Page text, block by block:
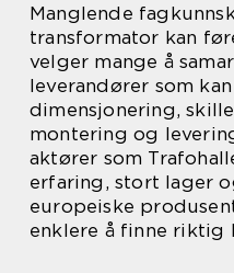
Manglende
transformator kan
velger mange å
leverandører som
dimensjonering,
montering og
aktører som
erfaring, stort lager
europeiske
enklere å finne riktig